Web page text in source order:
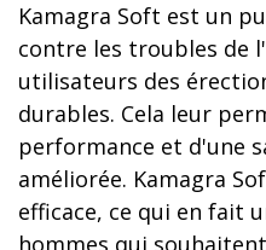
Kamagra Soft est un
contre les troubles de
utilisateurs des
durables. Cela leur
performance et d'une
améliorée. Kamagra
efficace, ce qui en fait
hommes qui